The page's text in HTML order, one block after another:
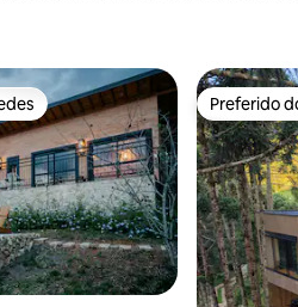
Preferido
Preferido